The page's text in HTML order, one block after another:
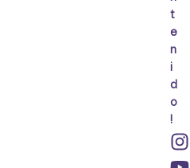
t
e
n
i
d
o
!